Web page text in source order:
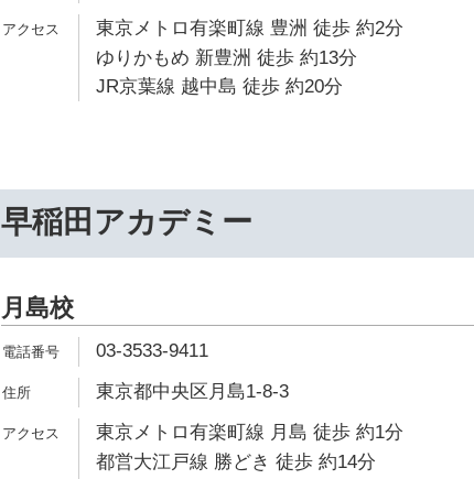
東京メトロ有楽町線 豊洲 徒歩 約2分
ゆりかもめ 新豊洲 徒歩 約13分
JR京葉線 越中島 徒歩 約20分
早稲田アカデミー
月島校
03-3533-9411
東京都中央区月島1-8-3
東京メトロ有楽町線 月島 徒歩 約1分
都営大江戸線 勝どき 徒歩 約14分